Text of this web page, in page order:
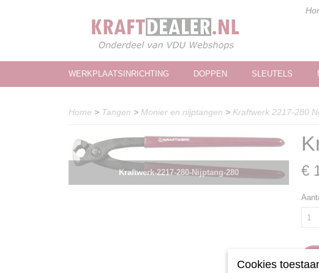
WERKPLAATSINRICHTING DOPPEN SLEUTELS
Home > Tangen > Monier en nijptangen > Kraftwerk 2217-280
Kraftwerk-2217-280-Nijptang-280 €
Cookies